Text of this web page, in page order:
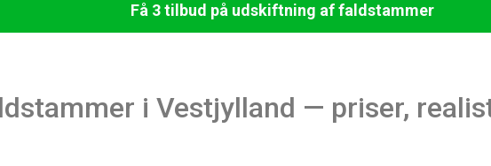
Få 3 tilbud på udskiftning af faldstammer
i Vestjylland — priser,